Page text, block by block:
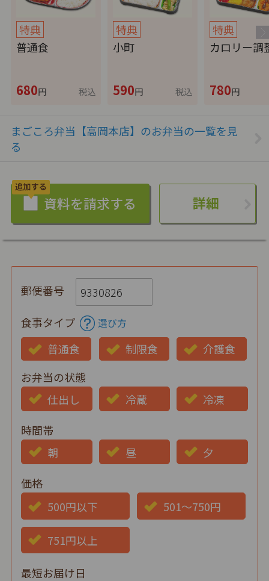
特典
普通食
680円 税込
特典
小町
590円 税込
特典
カロリー調
780円
まごころ弁当【高岡本店】のお弁当の一覧を見
る
詳細
郵便番号
食事タイプ 選び方
普通食 制限食
介護食
お弁当の状態
仕出し
冷蔵
冷凍
時間帯
朝
昼
夕
価格
500円以下
501～750円
751円以上
最短お届け日